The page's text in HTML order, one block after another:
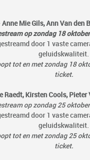
Anne Mie Gils, Ann Van den
op zondag 18
door 1 vaste
geluidskwaliteit.
tot en met zondag 18
ticket.
Raedt, Kirsten Cools,
op zondag 25
door 1 vaste
geluidskwaliteit.
tot en met zondag 25
ticket.